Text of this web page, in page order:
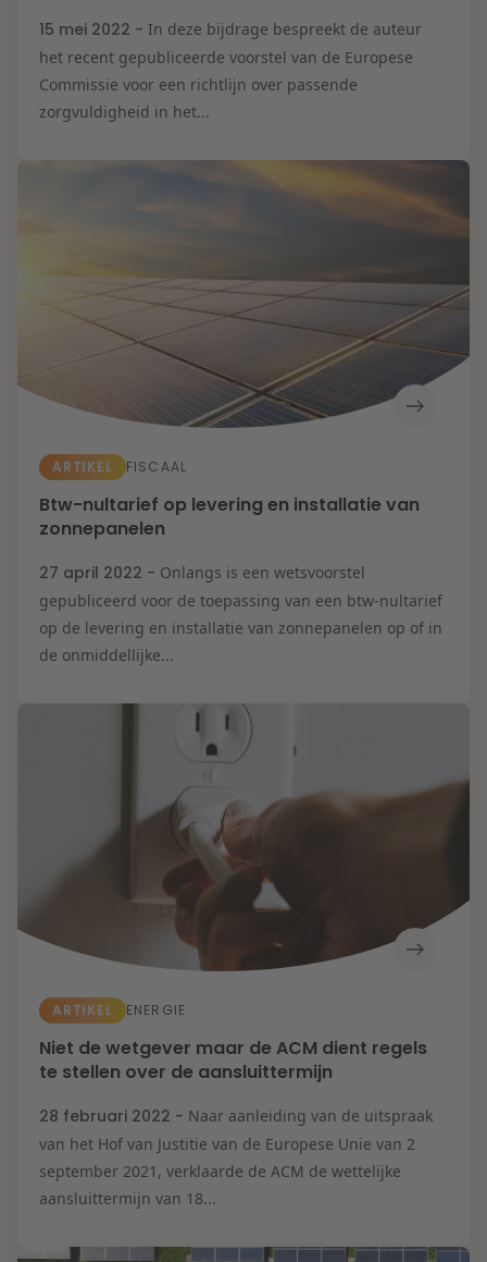
15 mei 2022 - In deze bijdrage bespreekt de auteur
het recent gepubliceerde voorstel van de Europese
Commissie voor een richtlijn over passende
zorgvuldigheid in het...
ARTIKEL FISCAAL
Btw-nultarief op levering en installatie van
zonnepanelen
27 april 2022 - Onlangs is een wetsvoorstel
gepubliceerd voor de toepassing van een btw-nultarief
op de levering en installatie van zonnepanelen op of in
de onmiddellijke...
ARTIKEL ENERGIE
Niet de wetgever maar de ACM dient regels
te stellen over de aansluittermijn
28 februari 2022 - Naar aanleiding van de uitspraak
van het Hof van Justitie van de Europese Unie van 2
september 2021, verklaarde de ACM de wettelijke
aansluittermijn van 18...